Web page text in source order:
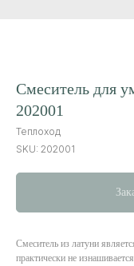
Смеситель для
202001
Теплоход
SKU: 202001
Смеситель из латуни
практически не